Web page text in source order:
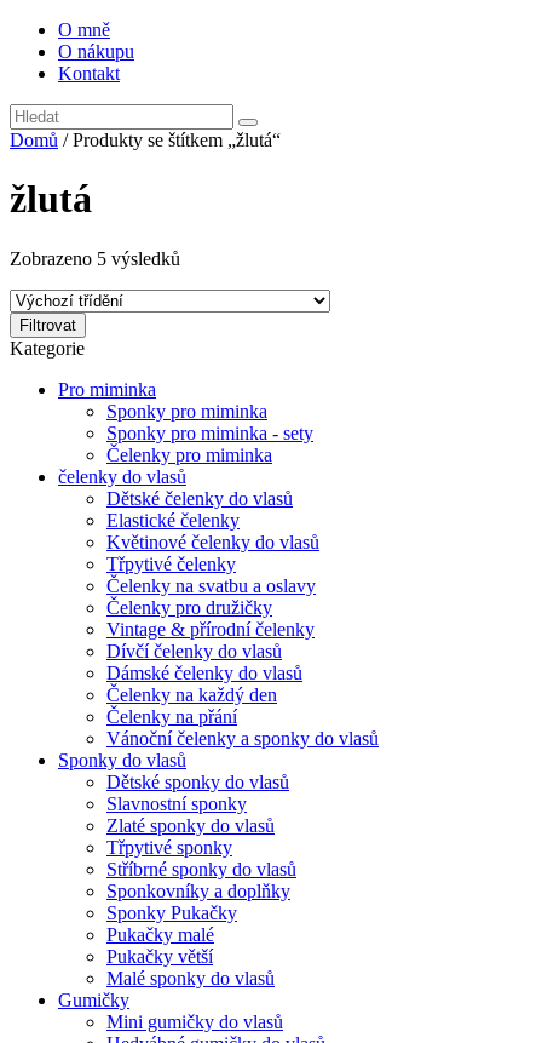
O mně
O nákupu
Kontakt
Domů / Produkty se štítkem „žlutá“
žlutá
Zobrazeno 5 výsledků
Filtrovat
Kategorie
Pro miminka
Sponky pro miminka
Sponky pro miminka - sety
Čelenky pro miminka
čelenky do vlasů
Dětské čelenky do vlasů
Elastické čelenky
Květinové čelenky do vlasů
Třpytivé čelenky
Čelenky na svatbu a oslavy
Čelenky pro družičky
Vintage & přírodní čelenky
Dívčí čelenky do vlasů
Dámské čelenky do vlasů
Čelenky na každý den
Čelenky na přání
Vánoční čelenky a sponky do vlasů
Sponky do vlasů
Dětské sponky do vlasů
Slavnostní sponky
Zlaté sponky do vlasů
Třpytivé sponky
Stříbrné sponky do vlasů
Sponkovníky a doplňky
Sponky Pukačky
Pukačky malé
Pukačky větší
Malé sponky do vlasů
Gumičky
Mini gumičky do vlasů